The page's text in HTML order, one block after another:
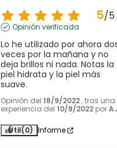
5/5
Opinión verificada
Lo he utilizado por ahora
veces por la mañana y no
deja brillos ni nada. Notas la
piel hidrata y la piel más
suave.
Opinión del 18/9/2022 , tras una
experiencia del 10/9/2022 por
Útil(0) Informe